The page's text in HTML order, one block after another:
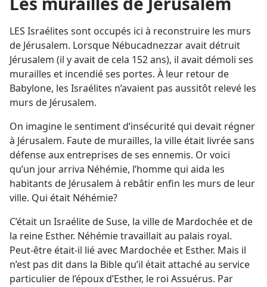
LES Israélites sont occupés ici à reconstruire les murs
de Jérusalem. Lorsque Nébucadnezzar avait détruit
Jérusalem (il y avait de cela 152 ans), il avait démoli ses
murailles et incendié ses portes. À leur retour de
Babylone, les Israélites n’avaient pas aussitôt relevé les
murs de Jérusalem.
On imagine le sentiment d’insécurité qui devait régner
à Jérusalem. Faute de murailles, la ville était livrée sans
défense aux entreprises de ses ennemis. Or voici
qu’un jour arriva Néhémie, l’homme qui aida les
habitants de Jérusalem à rebâtir enfin les murs de leur
ville. Qui était Néhémie?
C’était un Israélite de Suse, la ville de Mardochée et de
la reine Esther. Néhémie travaillait au palais royal.
Peut-être était-​il lié avec Mardochée et Esther. Mais il
n’est pas dit dans la Bible qu’il était attaché au service
particulier de l’époux d’Esther, le roi Assuérus. Par